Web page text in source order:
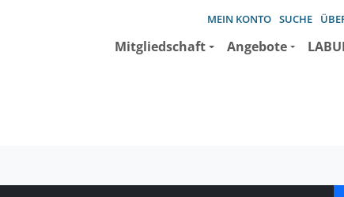
MEIN KONTO SUCHE
Mitgliedschaft Angebote